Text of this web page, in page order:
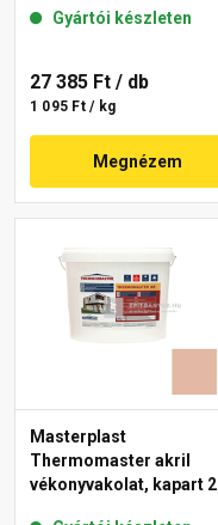
Gyártói készleten
27 385 Ft / db
1 095 Ft / kg
Megnézem
Masterplast
Thermomaster akril
vékonyvakolat, kapart 2